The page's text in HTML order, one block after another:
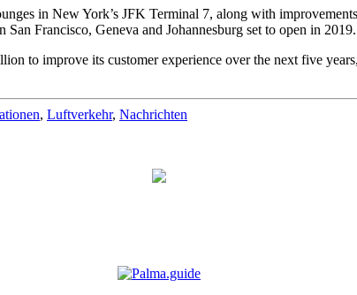
in New York’s JFK Terminal 7, along with
Francisco, Geneva and Johannesburg set to open in 2019.
to improve its customer experience over the next five
, Luftverkehr, Nachrichten